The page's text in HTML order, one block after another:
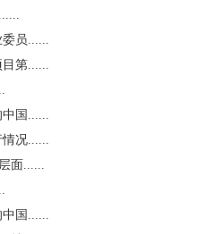
委员......
第......
国......
情况......
面......
国......